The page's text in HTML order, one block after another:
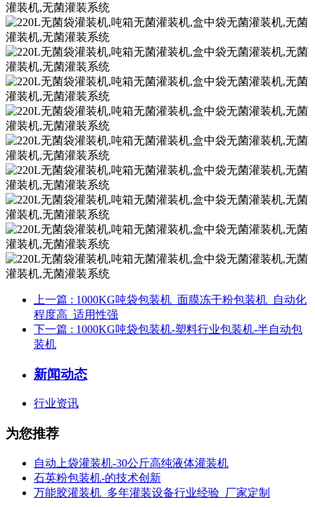
上一篇 : 1000KG吨袋包装机_面膜冻干粉包装机_自动化
程度高_适用性强
下一篇 : 1000KG吨袋包装机-塑料行业包装机-半自动包
装机
新闻动态
行业资讯
为您推荐
自动上袋灌装机-30公斤高纯液体灌装机
石英粉包装机-的技术创新
万能胶灌装机_多年灌装设备行业经验_厂家定制